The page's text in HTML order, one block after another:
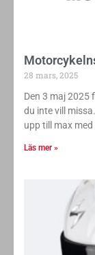
28 mars, 2025
Den 3 maj 2025
du inte vill
upp till max
Läs mer »